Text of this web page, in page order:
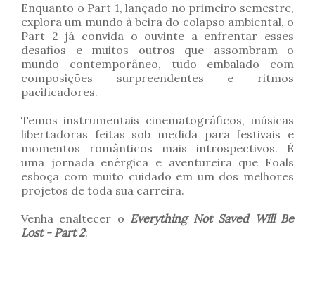
Enquanto o Part 1, lançado no primeiro semestre,
explora um mundo à beira do colapso ambiental, o
Part 2 já convida o ouvinte a enfrentar esses
desafios e muitos outros que assombram o
mundo contemporâneo, tudo embalado com
composições surpreendentes e ritmos
pacificadores.
Temos instrumentais cinematográficos, músicas
libertadoras feitas sob medida para festivais e
momentos românticos mais introspectivos. É
uma jornada enérgica e aventureira que Foals
esboça com muito cuidado em um dos melhores
projetos de toda sua carreira.
Venha enaltecer o Everything Not Saved Will Be
Lost - Part 2: